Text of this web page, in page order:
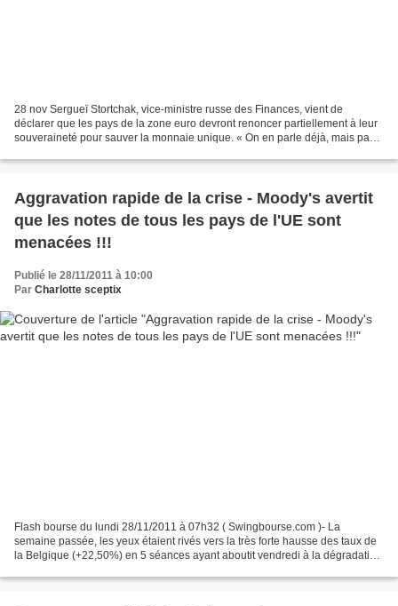
28 nov Sergueï Stortchak, vice-ministre russe des Finances, vient de
déclarer que les pays de la zone euro devront renoncer partiellement à leur
souveraineté pour sauver la monnaie unique. « On en parle déjà, mais pas
Aggravation rapide de la crise - Moody's avertit
que les notes de tous les pays de l'UE sont
menacées !!!
Publié le 28/11/2011 à 10:00
Par Charlotte sceptix
Flash bourse du lundi 28/11/2011 à 07h32 ( Swingbourse.com )- La
semaine passée, les yeux étaient rivés vers la très forte hausse des taux de
la Belgique (+22,50%) en 5 séances ayant aboutit vendredi à la dégradation